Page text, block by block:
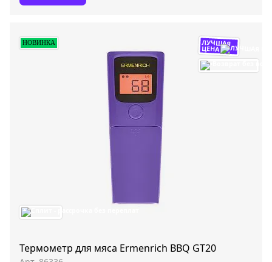
НОВИНКА ЛУЧШАЯ
ЦЕНА
Термометр для мяса Ermenrich BBQ GT20